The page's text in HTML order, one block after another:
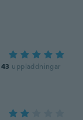
43 uppladdningar